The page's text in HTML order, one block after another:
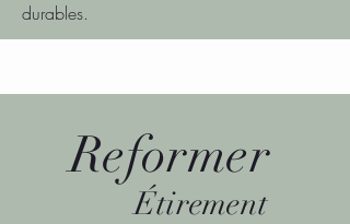
durables.
Étirement
Reformer